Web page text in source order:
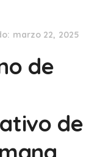
marzo 22, 2025
de
de